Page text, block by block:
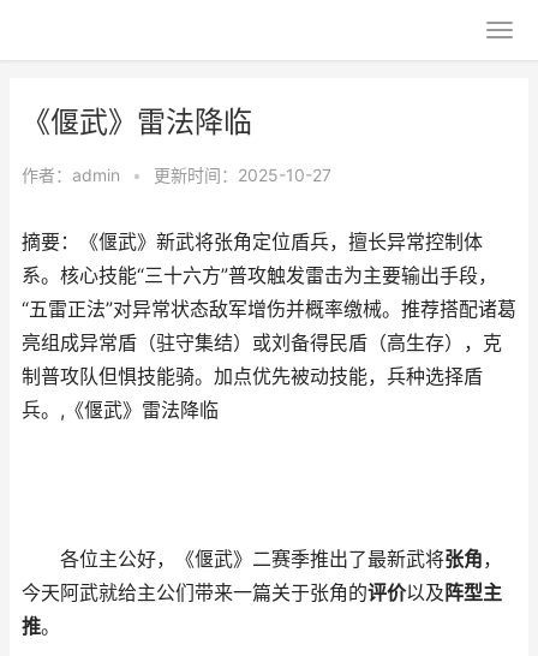
《偃武》雷法降临
作者： admin • 更新时间：2025-10-27
摘要：《偃武》新武将张角定位盾兵，擅长异常控制体
系。核心技能“三十六方”普攻触发雷击为主要输出手段，
“五雷正法”对异常状态敌军增伤并概率缴械。推荐搭配诸葛
亮组成异常盾（驻守集结）或刘备得民盾（高生存），克
制普攻队但惧技能骑。加点优先被动技能，兵种选择盾
兵。,《偃武》雷法降临
各位主公好，《偃武》二赛季推出了最新武将张角，
今天阿武就给主公们带来一篇关于张角的评价以及 阵型主
推。